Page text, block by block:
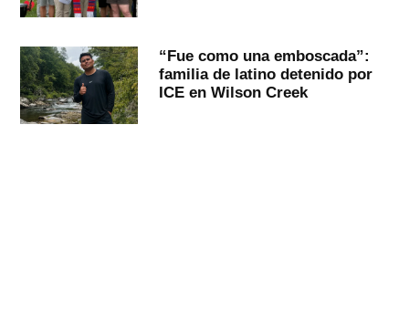
“Fue como una emboscada”:
familia de latino detenido por
ICE en Wilson Creek